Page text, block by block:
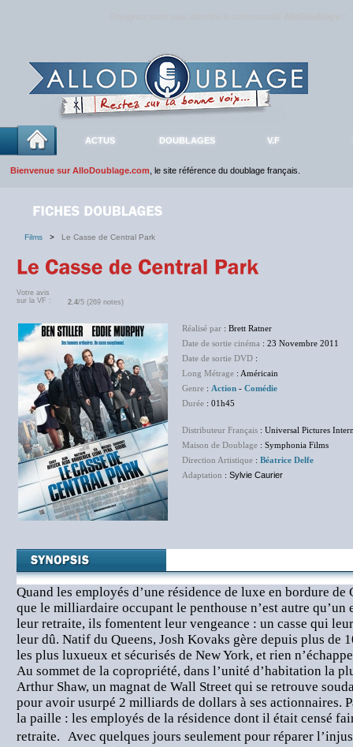
ACTUS DOUBLAGES V.F
Bienvenue sur AlloDoublage.com , le site référence du doublage français.
Films > Le Casse de Central Park
Votre avis
sur la VF :
2.4/5 (269 notes)
Réalisé par : Brett Ratner
Date de sortie cinéma : 23 Novembre 2011
Date de sortie DVD :
Long Métrage : Américain
Genre : Action - Comédie
Durée : 01h45
Distributeur Français : Universal Pictures
Maison de Doublage : Symphonia Films
Direction Artistique : Béatrice Delfe
Adaptation : Sylvie Caurier
Quand les employés d’une résidence de luxe en bordure
que le milliardaire occupant le penthouse n’est autre qu’un
leur retraite, ils fomentent leur vengeance : un casse qui
leur dû. Natif du Queens, Josh Kovaks gère depuis plus de
les plus luxueux et sécurisés de New York, et rien
Au sommet de la copropriété, dans l’unité d’habitation la
Arthur Shaw, un magnat de Wall Street qui se retrouve
pour avoir usurpé 2 milliards de dollars à ses actionnaires.
la paille : les employés de la résidence dont il était censé
retraite. Avec quelques jours seulement pour réparer